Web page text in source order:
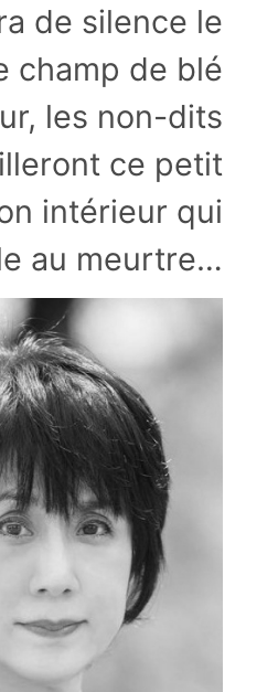
de silence le
champ de blé
les non-dits
ce petit
intérieur qui
au meurtre…